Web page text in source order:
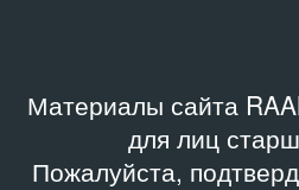
Материалы сайта
для лиц
Пожалуйста,